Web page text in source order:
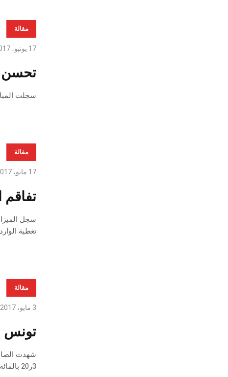
مقالة
17 يونيو، 2017
تحسن
سجلت
مقالة
17 مايو، 2017
تفاقم
تغطية الواردات بالصادرات
مقالة
3 مايو، 2017
تونس : تطور
3ر20 بالمائة بقيمة 5ر11411 م د.